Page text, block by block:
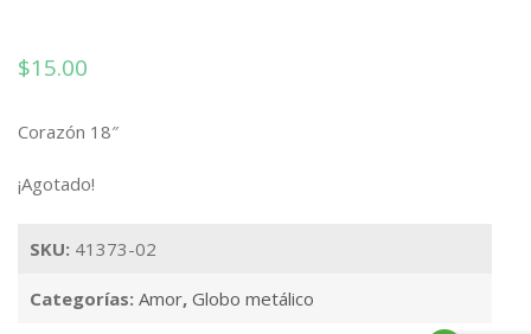
$15.00
Corazón 18″
¡Agotado!
SKU: 41373-02
Categorías: Amor, Globo metálico